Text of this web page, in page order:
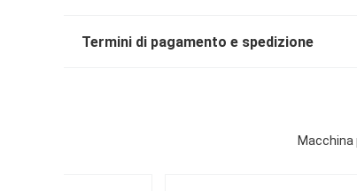
Termini di pagamento e spedizione